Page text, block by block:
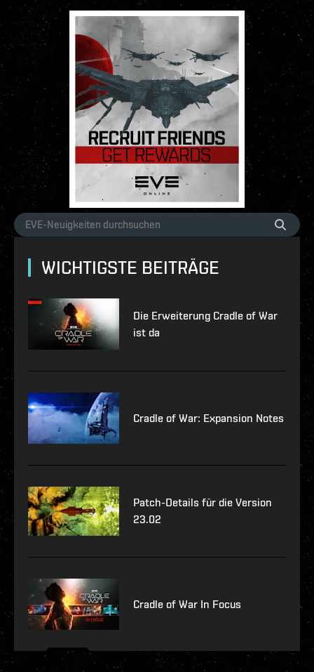
WICHTIGSTE BEITRÄGE
Die Erweiterung Cradle of War
ist da
Cradle of War: Expansion Notes
Patch-Details für die Version
23.02
Cradle of War In Focus